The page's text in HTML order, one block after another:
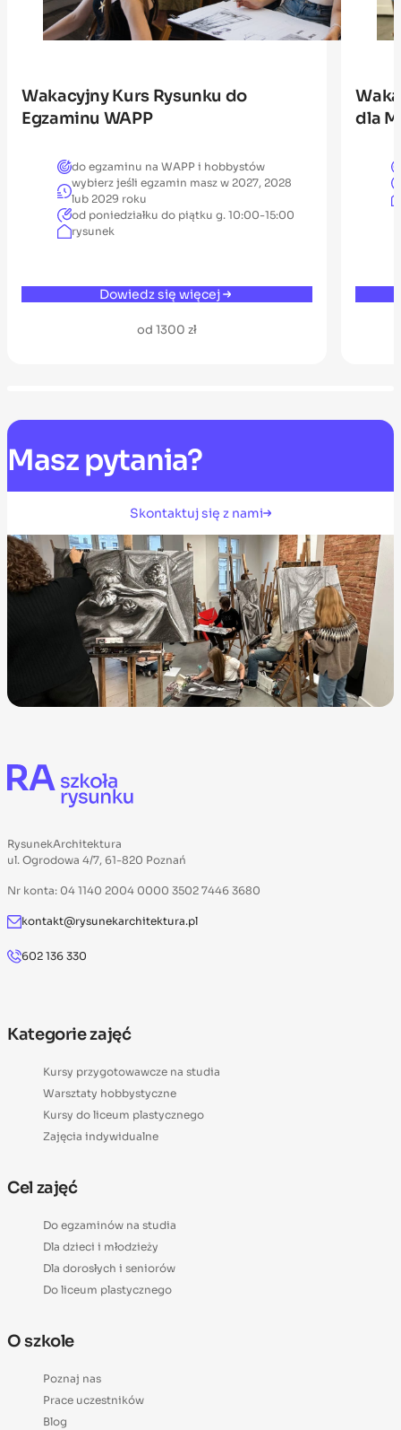
Wakacyjny Kurs Rysunku do
Egzaminu WAPP
do egzaminu na WAPP i hobbystów
wybierz jeśli egzamin masz w 2027, 2028
lub 2029 roku
od poniedziałku do piątku g. 10:00-15:00
rysunek
Dowiedz się więcej
od 1300 zł
dla
Masz pytania?
Skontaktuj się z nami
RysunekArchitektura
ul. Ogrodowa 4/7, 61-820 Poznań
Nr konta: 04 1140 2004 0000 3502 7446 3680
kontakt@rysunekarchitektura.pl
602 136 330
Kategorie zajęć
Kursy przygotowawcze na studia
Warsztaty hobbystyczne
Kursy do liceum plastycznego
Zajęcia indywidualne
Cel zajęć
Do egzaminów na studia
Dla dzieci i młodzieży
Dla dorosłych i seniorów
Do liceum plastycznego
O szkole
Poznaj nas
Prace uczestników
Blog